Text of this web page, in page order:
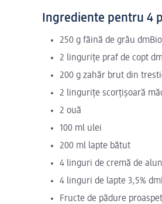
Ingrediente pentru 4
250 g făină de grâu dmBio
2 lingurițe praf de copt
200 g zahăr brut din
2 lingurițe scorțișoară
2 ouă
100 ml ulei
200 ml lapte bătut
4 linguri de cremă de
4 linguri de lapte 3,5%
Fructe de pădure